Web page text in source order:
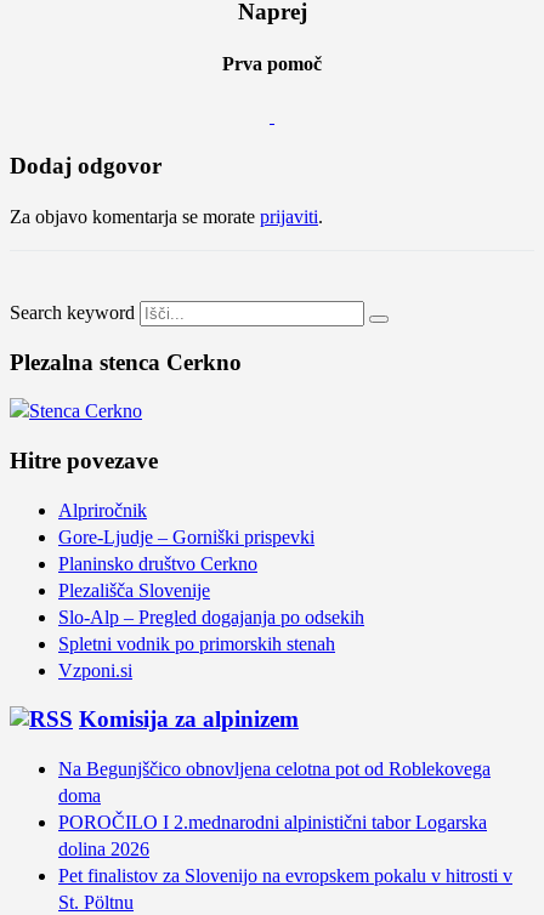
Naprej
Prva pomoč
Dodaj odgovor
Za objavo komentarja se morate prijaviti.
Search keyword
Plezalna stenca Cerkno
Hitre povezave
Alpriročnik
Gore-Ljudje – Gorniški prispevki
Planinsko društvo Cerkno
Plezališča Slovenije
Slo-Alp – Pregled dogajanja po odsekih
Spletni vodnik po primorskih stenah
Vzponi.si
Komisija za alpinizem
Na Begunjščico obnovljena celotna pot od Roblekovega
doma
POROČILO I 2.mednarodni alpinistični tabor Logarska
dolina 2026
Pet finalistov za Slovenijo na evropskem pokalu v hitrosti v
St. Pöltnu